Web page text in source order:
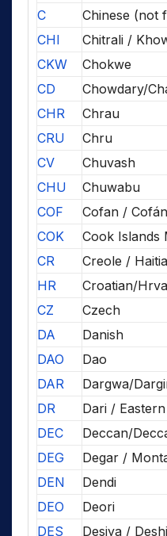
C
Chinese (not
CHI
Chitrali /
CKW
Chokwe
CD
Chowdary/
CHR
Chrau
CRU
Chru
CV
Chuvash
CHU
Chuwabu
COF
Cofan / Cofán
COK
Cook Islands
CR
Creole /
HR
Croatian/
CZ
Czech
DA
Danish
DAO
Dao
DAR
Dargwa/
DR
Dari /
DEC
Deccan/
DEG
Degar /
DEN
Dendi
DEO
Deori
DES
Desiya /